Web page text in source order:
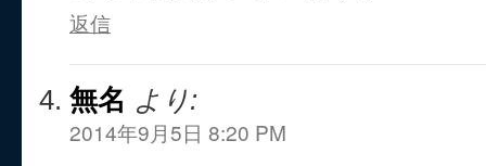
返信
無名 より:
2014年9月5日 8:20 PM